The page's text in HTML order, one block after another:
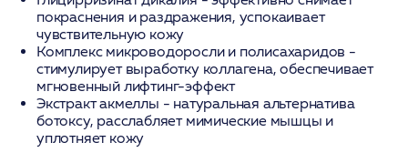
покраснения и раздражения, успокаивает
чувствительную кожу
Комплекс микроводоросли и полисахаридов -
стимулирует выработку коллагена, обеспечивает
мгновенный лифтинг-эффект
Экстракт акмеллы - натуральная альтернатива
ботоксу, расслабляет мимические мышцы и
уплотняет кожу